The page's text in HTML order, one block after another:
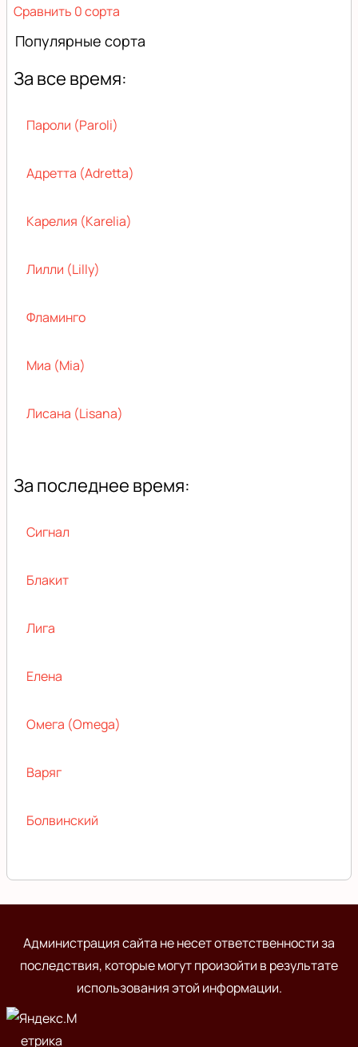
Сравнить 0 сорта
Популярные сорта
За все время:
Пароли (Paroli)
Адретта (Adretta)
Карелия (Karelia)
Лилли (Lilly)
Фламинго
Миа (Mia)
Лисана (Lisana)
За последнее время:
Сигнал
Блакит
Лига
Елена
Омега (Omega)
Варяг
Болвинский
Администрация сайта не несет ответственности за
последствия, которые могут произойти в результате
использования этой информации.